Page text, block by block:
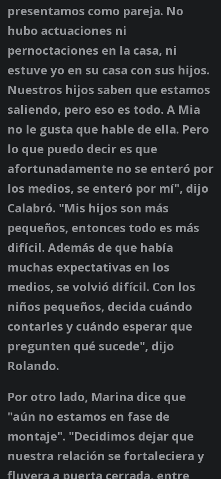
presentamos como pareja. No
hubo actuaciones ni
pernoctaciones en la casa, ni
estuve yo en su casa con sus hijos.
Nuestros hijos saben que estamos
saliendo, pero eso es todo. A Mia
no le gusta que hable de ella. Pero
lo que puedo decir es que
afortunadamente no se enteró por
los medios, se enteró por mí", dijo
Calabró. "Mis hijos son más
pequeños, entonces todo es más
difícil. Además de que había
muchas expectativas en los
medios, se volvió difícil. Con los
niños pequeños, decida cuándo
contarles y cuándo esperar que
pregunten qué sucede", dijo
Rolando.
Por otro lado, Marina dice que
"aún no estamos en fase de
montaje". "Decidimos dejar que
nuestra relación se fortaleciera y
fluyera a puerta cerrada, entre